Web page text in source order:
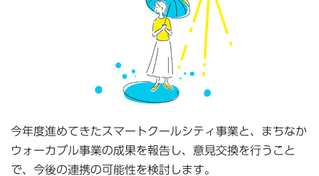
今年度進めてきたスマートクールシティ事業と、まちなか
ウォーカブル事業の成果を報告し、意見交換を行うこと
で、今後の連携の可能性を検討します。